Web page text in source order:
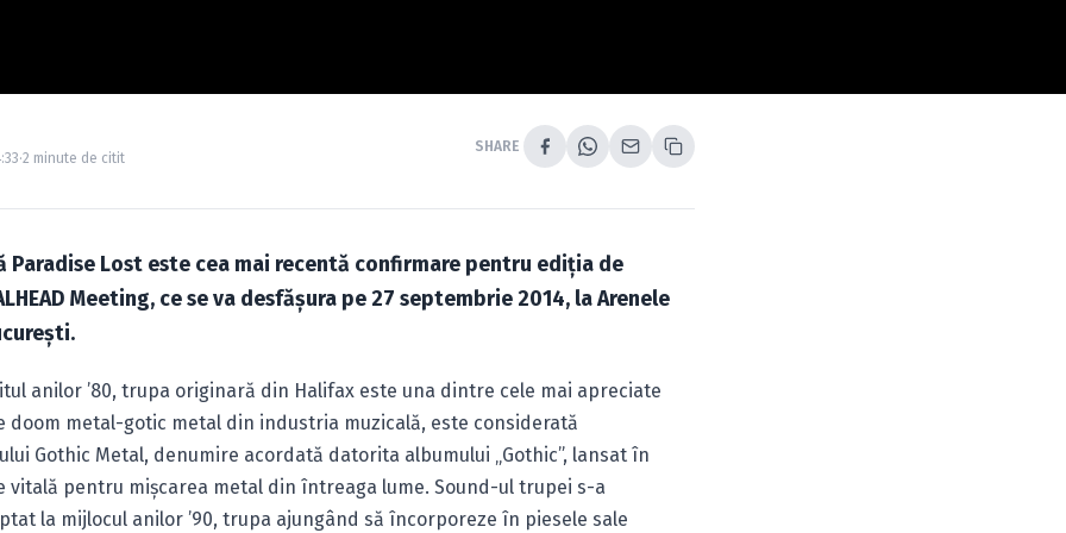
·2 minute de citit
SHARE
Paradise Lost este cea mai recentă confirmare pentru ediţia de
Meeting, ce se va desfăşura pe 27 septembrie 2014, la Arenele
anilor ’80, trupa originară din Halifax este una dintre cele mai apreciate
doom metal-gotic metal din industria muzicală, este considerată
Gothic Metal, denumire acordată datorita albumului „Gothic”, lansat în
vitală pentru mişcarea metal din întreaga lume. Sound-ul trupei s-a
la mijlocul anilor ’90, trupa ajungând să încorporeze în piesele sale